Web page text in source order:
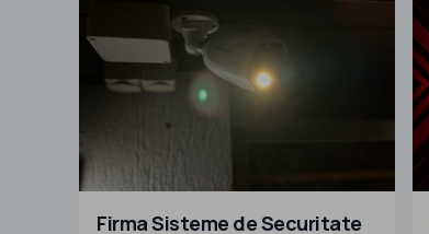
Proiectare sisteme dete
Firma Sisteme de Securitate